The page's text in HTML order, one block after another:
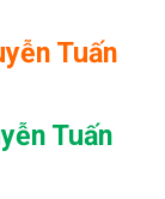
Tuấn
Tuấn